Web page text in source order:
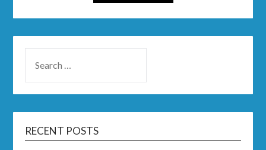
RECENT POSTS